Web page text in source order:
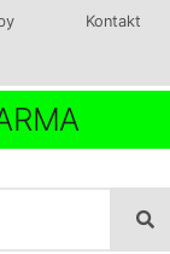
Kontakt